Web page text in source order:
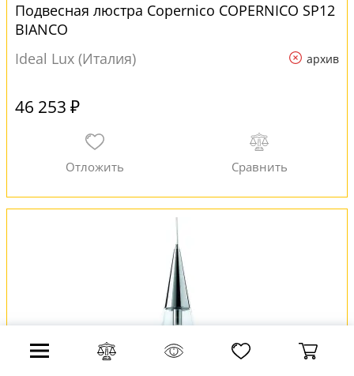
Подвесная люстра Copernico COPERNICO SP12
BIANCO
Ideal Lux (Италия)
архив
46 253 ₽